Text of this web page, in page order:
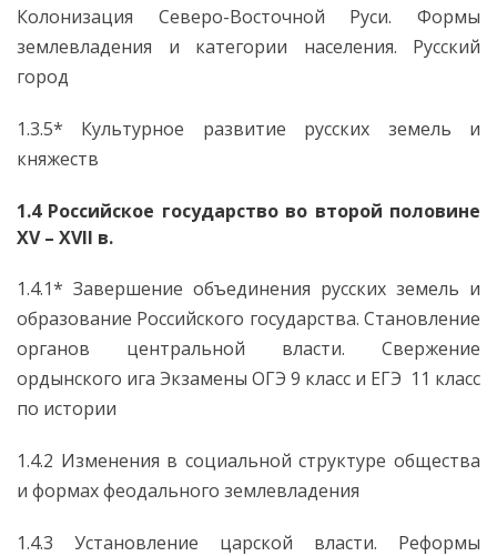
Колонизация Северо-Восточной Руси. Формы
землевладения и категории населения. Русский
город
1.3.5* Культурное развитие русских земель и
княжеств
1.4 Российское государство во второй половине
XV – XVII в.
1.4.1* Завершение объединения русских земель и
образование Российского государства. Становление
органов центральной власти. Свержение
ордынского ига Экзамены ОГЭ 9 класс и ЕГЭ 11 класс
по истории
1.4.2 Изменения в социальной структуре общества
и формах феодального землевладения
1.4.3 Установление царской власти. Реформы